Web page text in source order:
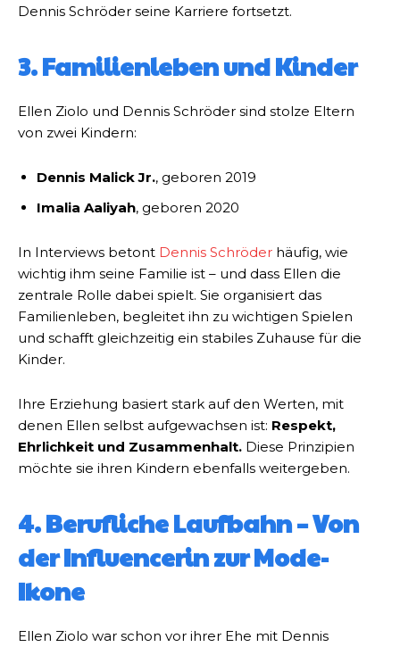
Dennis Schröder seine Karriere fortsetzt.
3. Familienleben und Kinder
Ellen Ziolo und Dennis Schröder sind stolze Eltern
von zwei Kindern:
Dennis Malick Jr., geboren 2019
Imalia Aaliyah, geboren 2020
In Interviews betont Dennis Schröder häufig, wie
wichtig ihm seine Familie ist – und dass Ellen die
zentrale Rolle dabei spielt. Sie organisiert das
Familienleben, begleitet ihn zu wichtigen Spielen
und schafft gleichzeitig ein stabiles Zuhause für die
Kinder.
Ihre Erziehung basiert stark auf den Werten, mit
denen Ellen selbst aufgewachsen ist: Respekt,
Ehrlichkeit und Zusammenhalt. Diese Prinzipien
möchte sie ihren Kindern ebenfalls weitergeben.
4. Berufliche Laufbahn – Von
der Influencerin zur Mode-
Ikone
Ellen Ziolo war schon vor ihrer Ehe mit Dennis